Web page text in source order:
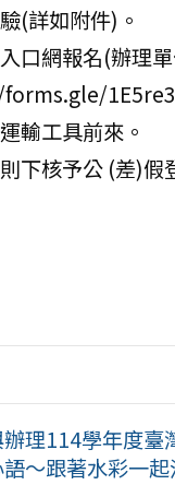
(詳如附件)。
口網報名(辦理
輸工具前來。
下核予公 (差)
理114學年度臺
～跟著水彩一起